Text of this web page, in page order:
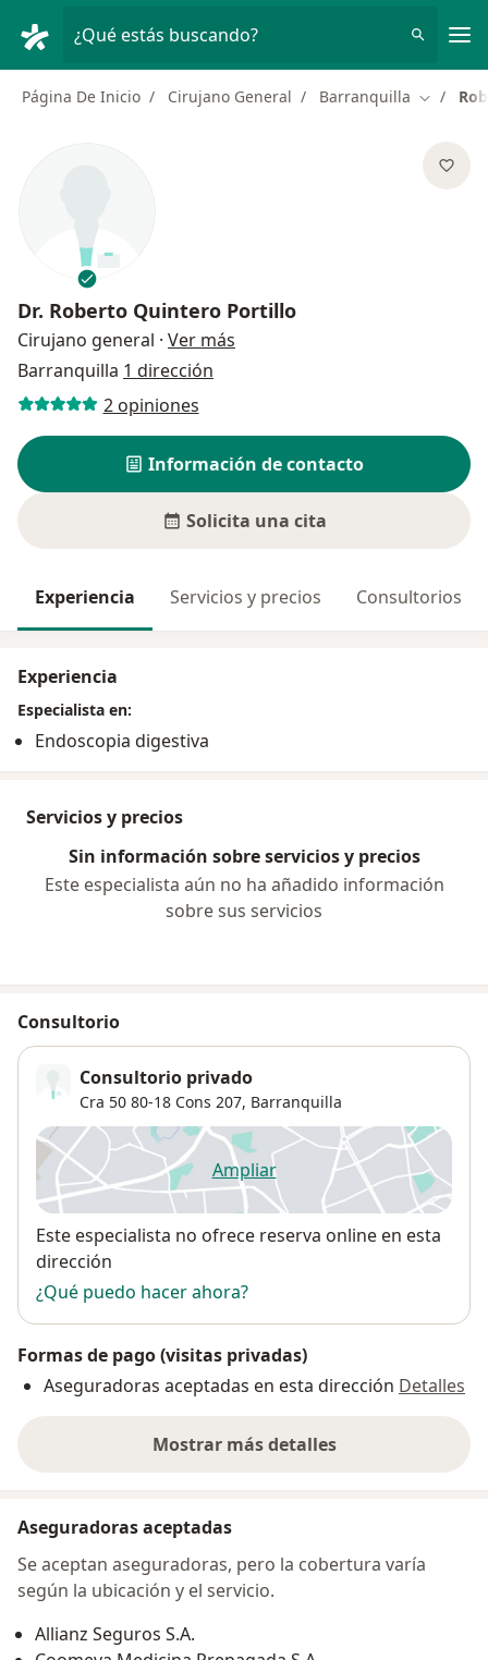
¿Qué estás buscando?
Página De Inicio Cirujano General Barranquilla Cambiar
Dr. Roberto Quintero Portillo
Cirujano general · Ver más
Barranquilla 1 dirección
2 opiniones
Información de contacto
Solicita una cita
Experiencia Servicios y precios Consultorios
Experiencia
Especialista en:
Endoscopia digestiva
Servicios y precios
Sin información sobre servicios y precios
Este especialista aún no ha añadido información
sobre sus servicios
Consultorio
Consultorio privado
Cra 50 80-18 Cons 207, Barranquilla
Ampliarse abre en una nueva
Disponibilidad
Este especialista no ofrece reserva online en esta
dirección
¿Qué puedo hacer ahora?
Formas de pago (visitas privadas)
Aseguradoras aceptadas en esta dirección Detalles
Mostrar más detalles
sobre la dirección
Aseguradoras aceptadas
Se aceptan aseguradoras, pero la cobertura varía
según la ubicación y el servicio.
Allianz Seguros S.A.